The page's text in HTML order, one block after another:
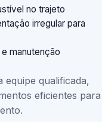
no trajeto
irregular para
manutenção
equipe qualificada,
eficientes para